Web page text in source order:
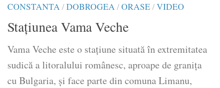
CONSTANTA/DOBROGEA/ORASE/VIDEO
Stațiunea Vama Veche
Vama Veche este o stațiune situată în extremitatea
sudică a litoralului românesc, aproape de granița
cu Bulgaria, și face parte din comuna Limanu,